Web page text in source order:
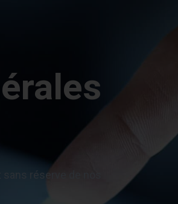
réserve de nos